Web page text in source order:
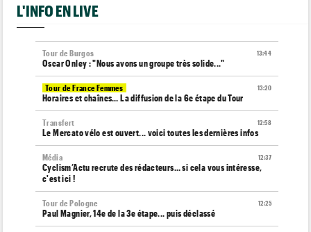
L'INFO EN LIVE
13:44
Tour de Burgos
Oscar Onley : "Nous avons un groupe très solide..."
13:20
Tour de France Femmes
Horaires et chaînes… La diffusion de la 6e étape du Tour
12:58
Transfert
Le Mercato vélo est ouvert... voici toutes les dernières infos
12:37
Média
Cyclism’Actu recrute des rédacteurs… si cela vous intéresse,
c'est ici !
12:25
Tour de Pologne
Paul Magnier, 14e de la 3e étape... puis déclassé